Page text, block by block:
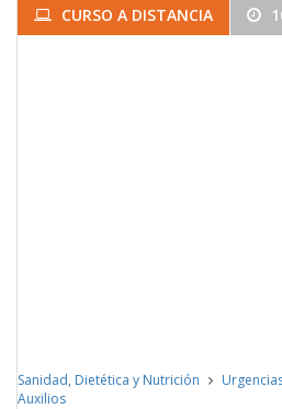
CURSO A DISTANCIA
Sanidad, Dietética y Nutrición
Auxilios